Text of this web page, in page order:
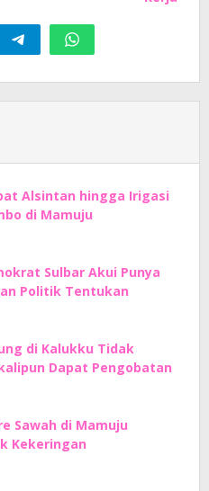
Alsintan hingga Irigasi
di Mamuju
Sulbar Akui Punya
Politik Tentukan
di Kalukku Tidak
Dapat Pengobatan
Sawah di Mamuju
Kekeringan